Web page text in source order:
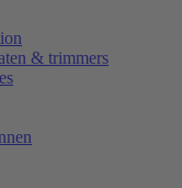
& trimmers